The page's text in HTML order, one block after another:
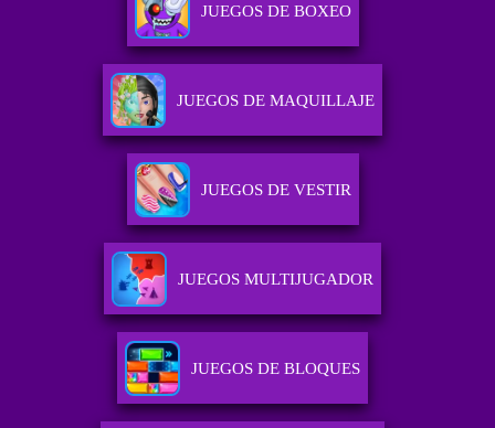
JUEGOS DE BOXEO
JUEGOS DE MAQUILLAJE
JUEGOS DE VESTIR
JUEGOS MULTIJUGADOR
JUEGOS DE BLOQUES